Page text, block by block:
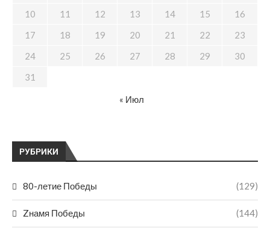
РУБРИКИ
80-летие Победы (129)
Zнамя Победы (144)
10
11 12 13 14 15
16
17
18 19 20 21 22
23
24
25 26 27 28 29
30
31
« Июл